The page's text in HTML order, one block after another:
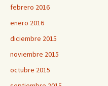
febrero 2016
enero 2016
diciembre 2015
noviembre 2015
octubre 2015